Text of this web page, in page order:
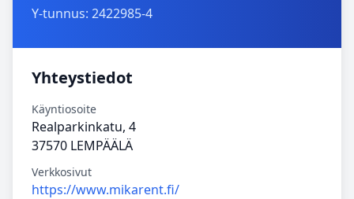
Y-tunnus: 2422985-4
Yhteystiedot
Käyntiosoite
Realparkinkatu, 4
37570 LEMPÄÄLÄ
Verkkosivut
https://www.mikarent.fi/